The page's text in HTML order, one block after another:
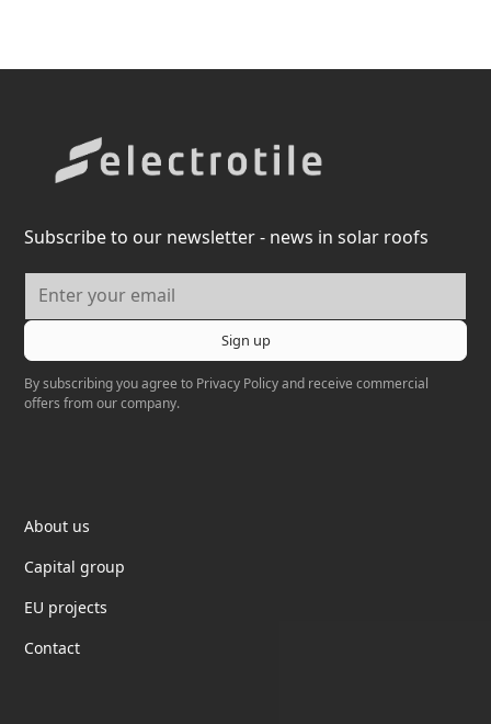
Subscribe to our newsletter - news in solar roofs
By subscribing you agree to Privacy Policyand receive commercial
offers from our company.
About us
Capital group
EU projects
Contact